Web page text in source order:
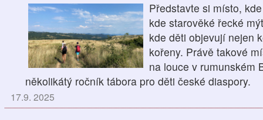
Představte si místo,
kde starověké řecké
kde děti objevují nejen
kořeny. Právě takové
na louce v rumunském
několikátý ročník tábora pro děti české diaspory.
17.9. 2025